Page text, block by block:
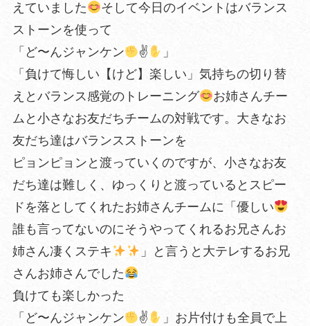
えていました
そして今日のイベントはバランス
ストーンを使って
「ど〜んジャンケン
✌
」
「負けて悔しい【けど】楽しい」気持ちの切り替
えとバランス感覚のトレーニング
お姉さんチー
ムと小さなお友だちチームの対戦です。大きなお
友だち達はバランスストーンを
ピョンピョンと渡っていくのですが、小さなお友
だち達は難しく、ゆっくりと渡っているとスピー
ドを落としてくれたお姉さんチームに「優しい
誰も言ってないのにそうやってくれるお兄さんお
姉さん凄くステキ
」と言うと大テレするお兄
さんお姉さんでした
負けても楽しかった
「ど〜んジャンケン
✌
」お片付けも全員で上